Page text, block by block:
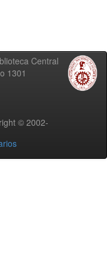
Central
1301
© 2002-